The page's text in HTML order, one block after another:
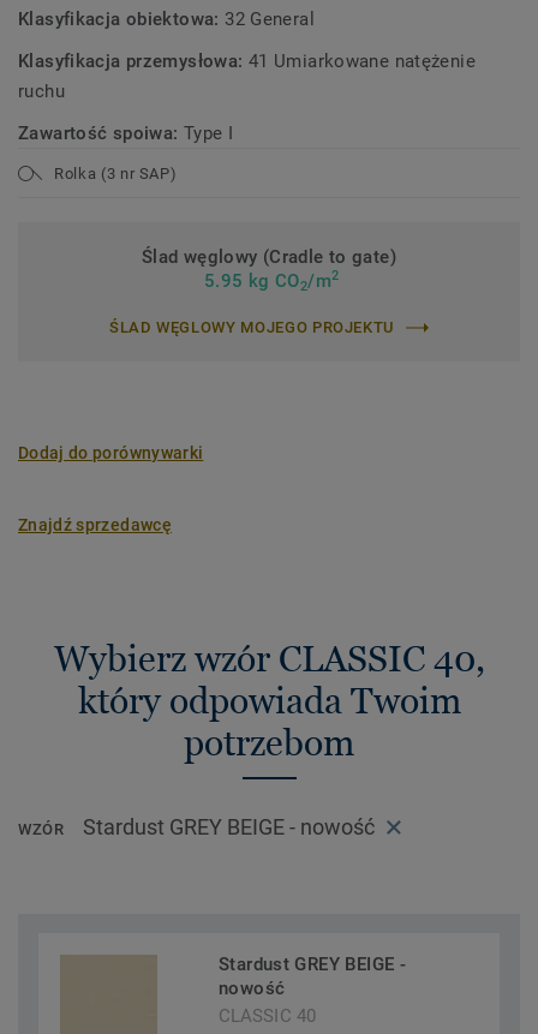
Klasyfikacja obiektowa: 32 General
Klasyfikacja przemysłowa: 41 Umiarkowane natężenie
ruchu
Zawartość spoiwa: Type I
Rolka (3 nr SAP)
Ślad węglowy (Cradle to gate)
5.95 kg CO2/m2
ŚLAD WĘGLOWY MOJEGO PROJEKTU
Dodaj do porównywarki
Znajdź sprzedawcę
Wybierz wzór CLASSIC 40,
który odpowiada Twoim
potrzebom
WZÓR Stardust GREY BEIGE - nowość
Stardust GREY BEIGE -
nowość
CLASSIC 40